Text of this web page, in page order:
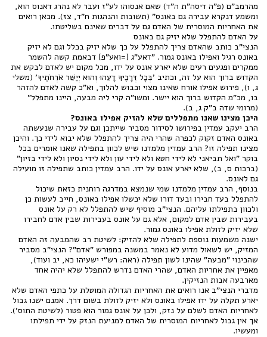
מהרמב"ם (פ"ה דיסה"ת ה"ד) שאם אנסוהו לע"ז ועבר לא נהרג דאנוס הוא,
ומשמע דנקרא עבירה גם באונס" (תשובות והנהגות ח"ד, צז). מכאן רואים
את האחריות המוסרית של האדם גם על דברים שאינם בשליטתו.
על האדם להתפלל שלא יזיק גם באונס
הנצי"ב כותב שהאדם צריך להתפלל על כך שלא יזיק בכלל וגם לא יזיק
באונס רגיל ואפילו באונס גמור. "דאע"ג [=ואע"פ] דבאמת קשה להשמר
ממקרים ופגעים רעים שלא יארע אונס על ידו, מכל מקום יש לאדם לבקש את
הקדוש ברוך הוא על זה, וכתיב 'בְּכָל דְּרָכֶיךָ דָעֵהוּ וְהוּא יְיַשֵּׁר אֹרְחֹתֶיךָ' (משלי
ג, ו), פירוש אפילו אורח שאינו מצוי וכבוש להלוך, וא"כ קשה לאדם להזהר
בו, מכ"מ הקדוש ברוך הוא יישר. ומשו"ה קרי ליה מבעה, היינו מתפלל"
(מרומי שדה ב"ק ג, ב).
היכן מצינו שאנו מתפללים שלא להזיק אפילו באונס?
הרב יעקב עמדין בפירושו לסידור מסביר שייתכן וגם על עבירה שנעשתה
באונס האדם זקוק לכפרה שהרי היה צריך להתפלל שלא יבוא לידי כך. והיכן
מצינו תפילה זו? הרב עמדין מלמדנו שיש לכוון בתפילה שאנו אומרים בכל
בוקר "ואל תביאני לא לידי חטא ולא לידי עון ולא לידי נסיון ולא לידי בזיון"
(ברכות ס, ב), שלא יארע אונס על ידו. הרב עמדין כותב שתפילה זו מועילה
גם לאונס.
בנוסף, הרב עמדין מלמדנו שמי שנמצא במדרגה רוחנית כזאת שיכול
להתפלל בעד חבירו ובעד דורו שלא יכשלו אפילו באונס, חייב לעשות כן
ולכוון בתפילתו עליהם. הנצי"ב מוסיף שיש להתפלל לא רק על אונס
בעבירות שבין אדם למקום, אלא גם על אונס בעבירות שבין אדם לחבירו
שלא יזיק לזולת אפילו באונס גמור.
ישנה משמעות נוספת לתפילה שלא להזיק: לשיטת רב שהמבעה זה האדם
המזיק, יש לשאול מדוע לא נאמר במשנה במפורש "אדם"? הנצי"ב מסביר
שהכינוי "מבעה" שהינו לשון תפילה (ראה: רש"י ישעיהו כא, יב ועוד),
מאפיין את אחריות האדם, שהרי האדם נדרש להתפלל שלא יהיה אחד
מארבעה אבות הנזיקין.
מדברי הנצי"ב אנו רואים את האחריות הגדולה המוטלת על כתפי האדם שלא
יארע תקלה על ידו אפילו באונס ולא יזיק לזולת בשום דרך. אמנם ישנו גבול
לאחריות האדם לשלם על נזק, ולכן על אונס גמור הוא פטור (לשיטת התוס').
אך אין גבול לאחריות המוסרית של האדם למניעת הנזק על ידי תפילתו
ומעשיו.